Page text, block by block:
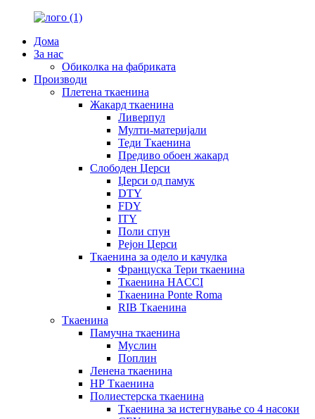
Дома
За нас
Обиколка на фабриката
Производи
Плетена ткаенина
Жакард ткаенина
Ливерпул
Мулти-материјали
Теди Ткаенина
Предиво обоен жакард
Слободен Џерси
Џерси од памук
DTY
FDY
ITY
Поли спун
Рејон Џерси
Ткаенина за одело и качулка
Француска Тери ткаенина
Ткаенина HACCI
Ткаенина Ponte Roma
RIB Ткаенина
Ткаенина
Памучна ткаенина
Муслин
Поплин
Ленена ткаенина
НР Ткаенина
Полиестерска ткаенина
Ткаенина за истегнување со 4 насоки